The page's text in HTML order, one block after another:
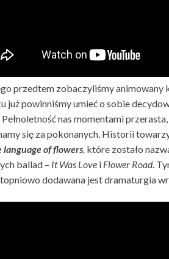
przedtem zobaczyliśmy animowany
już powinniśmy umieć o sobie
nas momentami
się za pokonanych. Historii
language of flowers, które zostało
ballad – It Was Love i Flower Road.
dodawana jest dramaturgia